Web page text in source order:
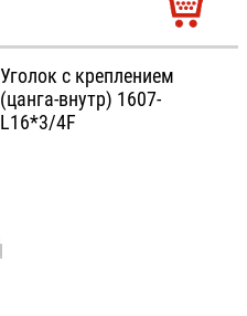
Уголок с креплением
(цанга-внутр) 1607-
L16*3/4F